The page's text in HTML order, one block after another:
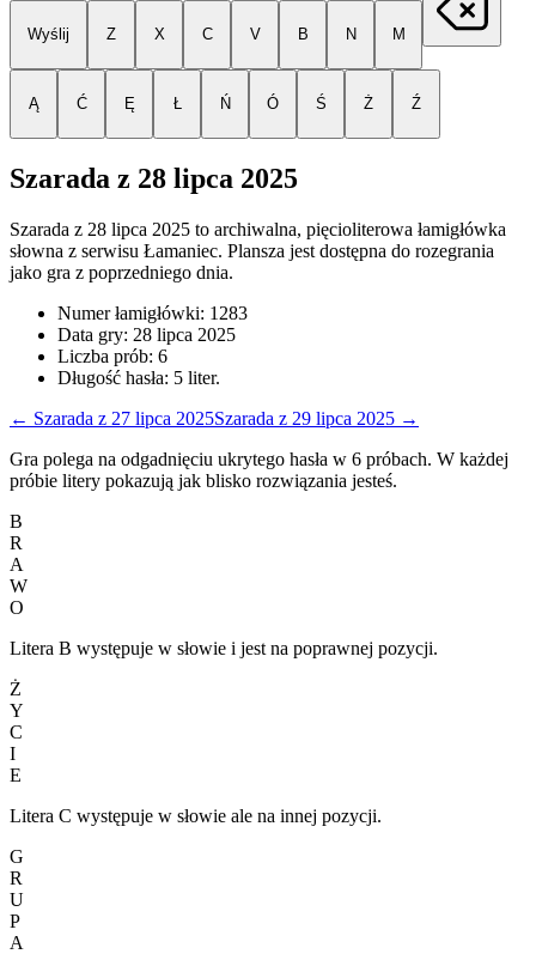
Wyślij Z X C V B N M
Ą Ć Ę Ł Ń Ó Ś Ż Ź
Szarada z 28 lipca 2025
Szarada z 28 lipca 2025 to archiwalna, pięcioliterowa łamigłówka
słowna z serwisu Łamaniec. Plansza jest dostępna do rozegrania
jako gra z poprzedniego dnia.
Numer łamigłówki: 1283
Data gry: 28 lipca 2025
Liczba prób: 6
Długość hasła: 5 liter.
← Szarada z 27 lipca 2025Szarada z 29 lipca 2025 →
Gra polega na odgadnięciu ukrytego hasła w 6 próbach. W każdej
próbie litery pokazują jak blisko rozwiązania jesteś.
B
R
A
W
O
Litera B występuje w słowie i jest na poprawnej pozycji.
Ż
Y
C
I
E
Litera C występuje w słowie ale na innej pozycji.
G
R
U
P
A